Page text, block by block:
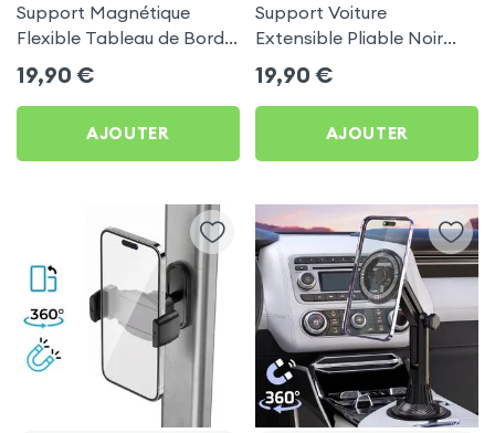
Support Magnétique
Flexible Tableau de Bord
et Écran central pour
Xiaomi Redmi Note 13 Pro
19,90 €
AJOUTER
Support Voiture
Extensible Pliable Noir
Carbone pour Xiaomi
Redmi Note 13 Pro
19,90 €
AJOUTER